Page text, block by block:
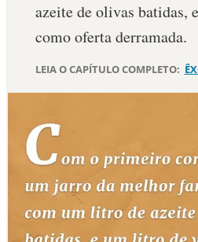
SALMO DO DIA
DEVOCIONAL DIÁRIO
ESTUDOS BÍBLICOS
ESBOÇOS DE PREGAÇÃO
TEMAS
azeite de olivas batidas,
como ofer­ta derramada.
LEIA O CAPÍTULO COMPLETO: